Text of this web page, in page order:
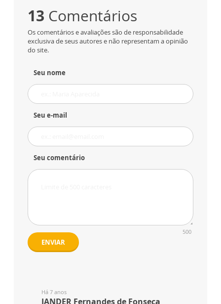
13 Comentários
Os comentários e avaliações são de responsabilidade
exclusiva de seus autores e não representam a opinião
do site.
Seu nome
Seu e-mail
Seu comentário
500
ENVIAR
Há 7 anos
JANDER Fernandes de Fonseca